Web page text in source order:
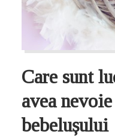
Care sunt
avea
bebelușului